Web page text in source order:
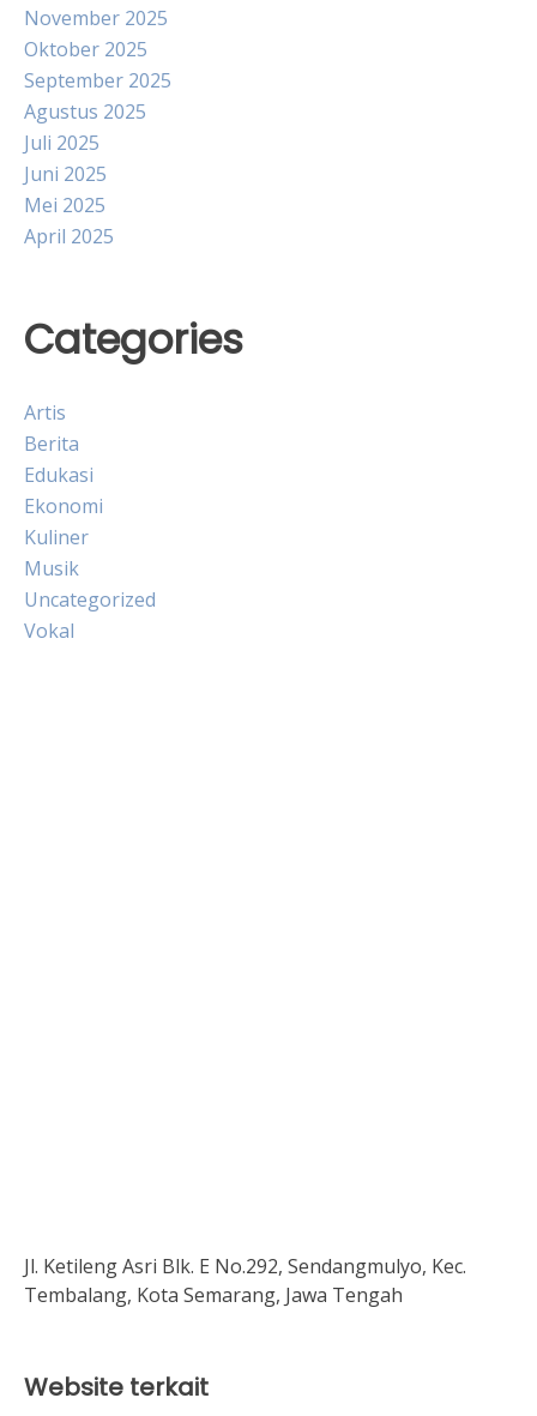
November 2025
Oktober 2025
September 2025
Agustus 2025
Juli 2025
Juni 2025
Mei 2025
April 2025
Categories
Artis
Berita
Edukasi
Ekonomi
Kuliner
Musik
Uncategorized
Vokal
Jl. Ketileng Asri Blk. E No.292, Sendangmulyo, Kec.
Tembalang, Kota Semarang, Jawa Tengah
Website terkait